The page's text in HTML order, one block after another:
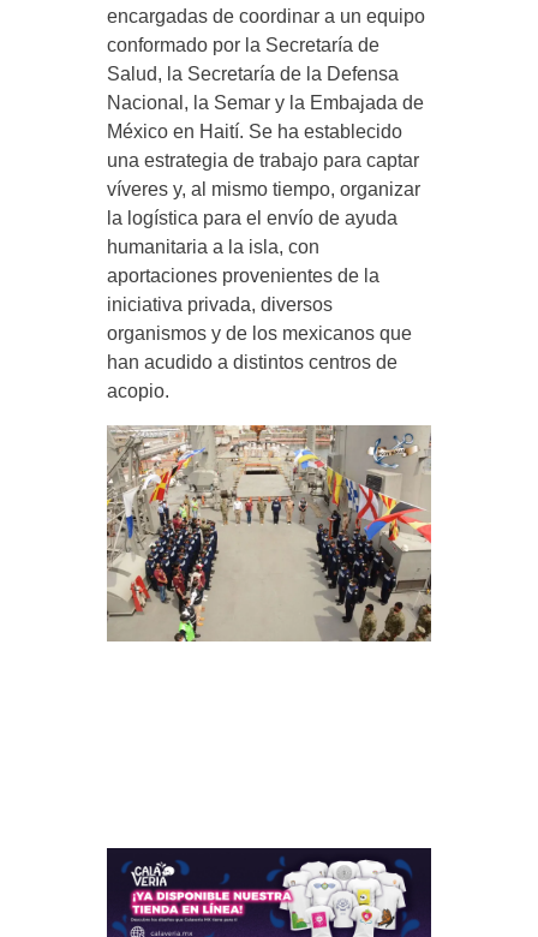
encargadas de coordinar a un equipo
conformado por la Secretaría de
Salud, la Secretaría de la Defensa
Nacional, la Semar y la Embajada de
México en Haití. Se ha establecido
una estrategia de trabajo para captar
víveres y, al mismo tiempo, organizar
la logística para el envío de ayuda
humanitaria a la isla, con
aportaciones provenientes de la
iniciativa privada, diversos
organismos y de los mexicanos que
han acudido a distintos centros de
acopio.